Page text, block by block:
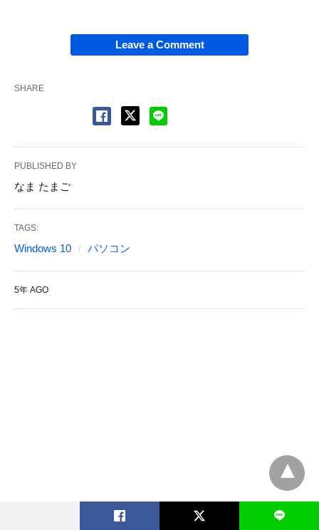
Leave a Comment
SHARE
PUBLISHED BY
なま たまご
TAGS:
Windows 10 パソコン
5年 AGO
L